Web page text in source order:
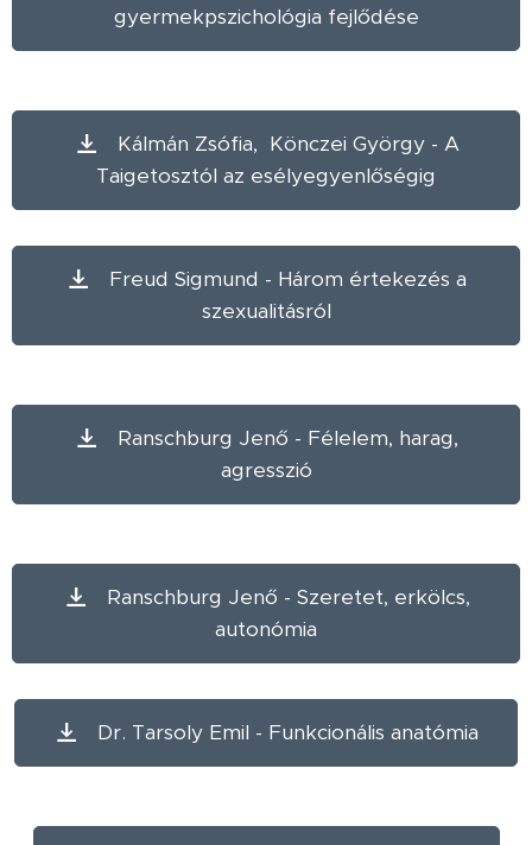
gyermekpszichológia fejlődése
Kálmán Zsófia, Könczei György - A
Taigetosztól az esélyegyenlőségig
Freud Sigmund - Három értekezés a
szexualitásról
Ranschburg Jenő - Félelem, harag,
agresszió
Ranschburg Jenő - Szeretet, erkölcs,
autonómia
Dr. Tarsoly Emil - Funkcionális anatómia